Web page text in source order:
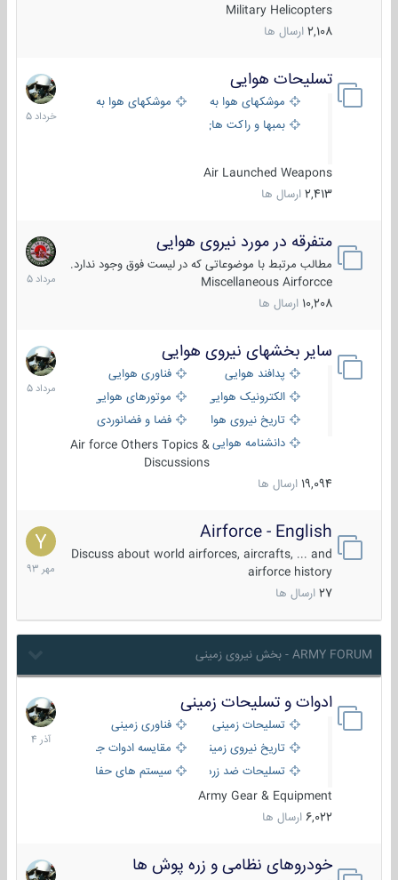
Military Helicopters
2,108 ارسال ها
تسلیحات هوایی
موشکهای هوا به هوا
موشکهای هوا به سطح
بمبها و راکت های هوایی
Air Launched Weapons
2,413 ارسال ها
30
خرداد
1405
متفرقه در مورد نیروی هوایی
مطالب مرتبط با موضوعاتی که در لیست فوق وجود ندارد.
Miscellaneous Airforcce
10,208 ارسال ها
7
مرداد
1405
سایر بخشهای نیروی هوایی
پدافند هوایی
فناوری هوایی
الکترونیک هوایی
موتورهای هوایی
تاریخ نیروی هوایی
فضا و فضانوردی
دانشنامه هواییAir force Others Topics &
Discussions
19,094 ارسال ها
2
مرداد
1405
Airforce - English
Discuss about world airforces, aircrafts, ... and
airforce history
27 ارسال ها
15
مهر
1393
ARMY FORUM - بخش نیروی زمینی
ادوات و تسلیحات زمینی
تسلیحات زمینی
فناوری زمینی
تاریخ نیروی زمینی
مقایسه ادوات جنگی
تسلیحات ضد زره
سیستم های حفاظت فعال
Army Gear & Equipment
6,022 ارسال ها
21
آذر
1404
خودروهای نظامی و زره پوش ها
جمعه